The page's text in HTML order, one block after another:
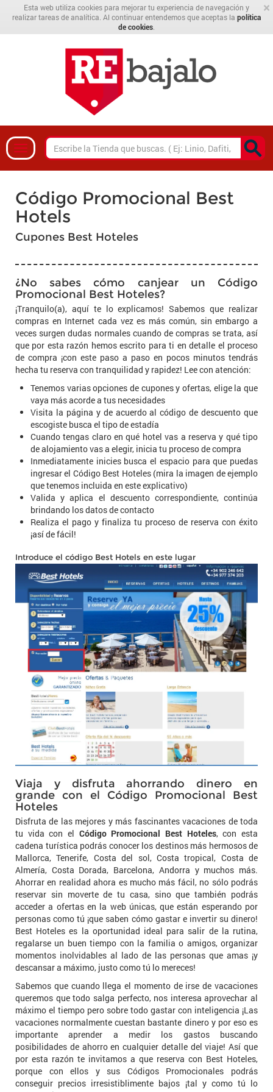
×
Esta web utiliza cookies para mejorar tu experiencia de navegación y
realizar tareas de analítica. Al continuar entendemos que aceptas la política
de cookies
Código Promocional Best
Hotels
Cupones Best Hoteles
¿No sabes cómo canjear un Código
Promocional Best Hoteles?
¡Tranquilo(a), aquí te lo explicamos! Sabemos que realizar
compras en Internet cada vez es más común, sin embargo a
veces surgen dudas normales cuando de compras se trata, así
que por esta razón hemos escrito para ti en detalle el proceso
de compra ¡con este paso a paso en pocos minutos tendrás
hecha tu reserva con tranquilidad y rapidez! Lee con atención:
Tenemos varias opciones de cupones y ofertas, elige la que
vaya más acorde a tus necesidades
Visita la página y de acuerdo al código de descuento que
escogiste busca el tipo de estadía
Cuando tengas claro en qué hotel vas a reserva y qué tipo
de alojamiento vas a elegir, inicia tu proceso de compra
Inmediatamente inicies busca el espacio para que puedas
ingresar el Código Best Hoteles (mira la imagen de ejemplo
que tenemos incluida en este explicativo)
Valida y aplica el descuento correspondiente, continúa
brindando los datos de contacto
Realiza el pago y finaliza tu proceso de reserva con éxito
¡así de fácil!
Introduce el código Best Hotels en este lugar
Viaja y disfruta ahorrando dinero en
grande con el Código Promocional Best
Hoteles
Disfruta de las mejores y más fascinantes vacaciones de toda
tu vida con el Código Promocional Best Hoteles, con esta
cadena turística podrás conocer los destinos más hermosos de
Mallorca, Tenerife, Costa del sol, Costa tropical, Costa de
Almería, Costa Dorada, Barcelona, Andorra y muchos más.
Ahorrar en realidad ahora es mucho más fácil, no sólo podrás
reservar sin moverte de tu casa, sino que también podrás
acceder a ofertas en la web únicas, que están esperando por
personas como tú ¡que saben cómo gastar e invertir su dinero!
Best Hoteles es la oportunidad ideal para salir de la rutina,
regalarse un buen tiempo con la familia o amigos, organizar
momentos inolvidables al lado de las personas que amas ¡y
descansar a máximo, justo como tú lo mereces!
Sabemos que cuando llega el momento de irse de vacaciones
queremos que todo salga perfecto, nos interesa aprovechar al
máximo el tiempo pero sobre todo gastar con inteligencia ¡Las
vacaciones normalmente cuestan bastante dinero y por eso es
importante aprender a medir los gastos buscando
posibilidades de ahorro en cualquier detalle del viaje! Así que
por esta razón te invitamos a que reserva con Best Hoteles,
porque con ellos y sus Códigos Promocionales podrás
conseguir precios irresistiblimente bajos ¡tal y como tú lo